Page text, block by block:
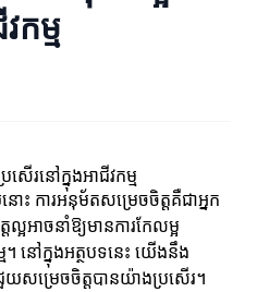
កម្ម
ើរនៅក្នុងអាជីវកម្ម
ះ ការអនុម័តសម្រេចចិត្តគឺជា​អ្នក
អអាចនាំឱ្យមានការកែលម្អ
នៅក្នុងអត្ថបទនេះ យើងនឹង
យសម្រេចចិត្តបានយ៉ាងប្រសើរ។